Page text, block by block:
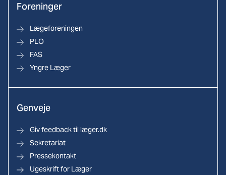
Foreninger
Lægeforeningen
PLO
FAS
Yngre Læger
Genveje
Giv feedback til læger.dk
Sekretariat
Pressekontakt
Ugeskrift for Læger